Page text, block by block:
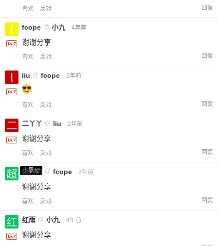
喜欢 反对 回复
fcope @ 小九 4年前
谢谢分享
喜欢 反对 回复
liu @ fcope 3年前
喜欢 反对 回复
二丫丫 @ liu 2年前
谢谢分享
喜欢 反对 回复
小黑屋
超凶的 @ fcope 2年前
谢谢分享
喜欢 反对 回复
红雨 @ 小九 4年前
谢谢分享